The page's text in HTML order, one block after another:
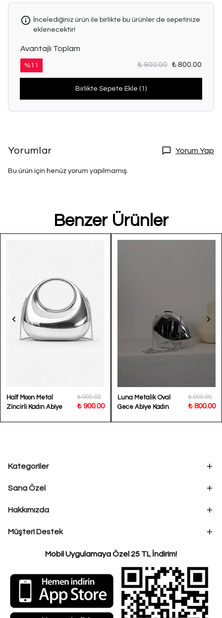
İncelediğiniz ürün ile birlikte bu ürünler de sepetinize
eklenecektir!
Avantajlı Toplam
% 11 ₺ 900.00 ₺ 800.00
Birlikte Sepete Ekle (1)
Yorumlar Yorum Yap
Bu ürün için henüz yorum yapılmamış.
Benzer Ürünler
Half Moon Metal
Zincirli Kadın Abiye
₺ 999.00
₺ 900.00
Luna Metalik Oval
Gece Abiye Kadın
₺ 999.99
₺ 800.00
Kategoriler
Sana Özel
Hakkımızda
Müşteri Destek
Mobil Uygulamaya Özel 25 TL İndirim!